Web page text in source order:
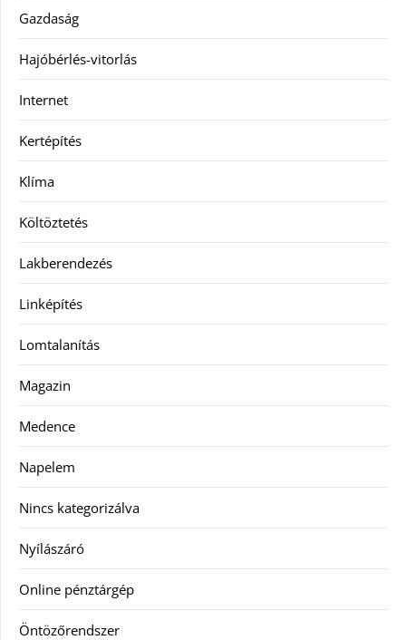
Gazdaság
Hajóbérlés-vitorlás
Internet
Kertépítés
Klíma
Költöztetés
Lakberendezés
Linképítés
Lomtalanítás
Magazin
Medence
Napelem
Nincs kategorizálva
Nyílászáró
Online pénztárgép
Öntözőrendszer